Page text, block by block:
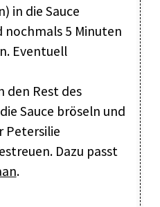
in die Sauce
nochmals 5 Minuten
Eventuell
den Rest des
Sauce bröseln und
Petersilie
Dazu passt
.